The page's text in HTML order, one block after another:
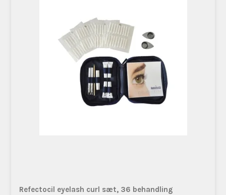
Refectocil eyelash curl sæt, 36 behandling